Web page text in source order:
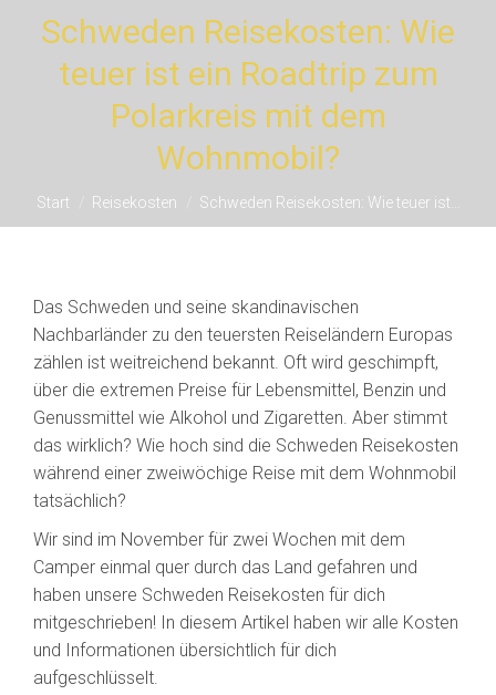
Schweden Reisekosten: Wie
teuer ist ein Roadtrip zum
Polarkreis mit dem
Wohnmobil?
Sie befinden sich hier:
Start Reisekosten Schweden Reisekosten: Wie teuer ist…
Das Schweden und seine skandinavischen
Nachbarländer zu den teuersten Reiseländern Europas
zählen ist weitreichend bekannt. Oft wird geschimpft,
über die extremen Preise für Lebensmittel, Benzin und
Genussmittel wie Alkohol und Zigaretten. Aber stimmt
das wirklich? Wie hoch sind die Schweden Reisekosten
während einer zweiwöchige Reise mit dem Wohnmobil
tatsächlich?
Wir sind im November für zwei Wochen mit dem
Camper einmal quer durch das Land gefahren und
haben unsere Schweden Reisekosten für dich
mitgeschrieben! In diesem Artikel haben wir alle Kosten
und Informationen übersichtlich für dich
aufgeschlüsselt.